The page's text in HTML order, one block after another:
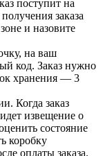
поступит на
заказа
и назовите
на ваш
код. Заказ нужно
хранения — 3
Когда заказ
извещение о
состояние
коробку
оплаты заказа.